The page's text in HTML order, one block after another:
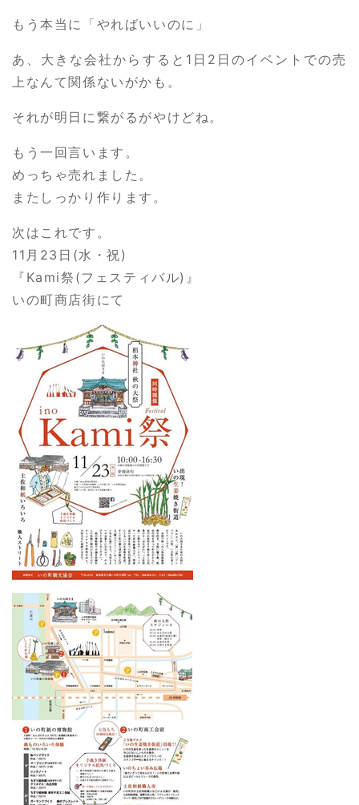
もう本当に「やればいいのに」
あ、大きな会社からすると1日2日のイベントでの売
上なんて関係ないがかも。
それが明日に繋がるがやけどね。
もう一回言います。
めっちゃ売れました。
またしっかり作ります。
次はこれです。
11月23日(水・祝)
『Kami祭(フェスティバル)』
いの町商店街にて